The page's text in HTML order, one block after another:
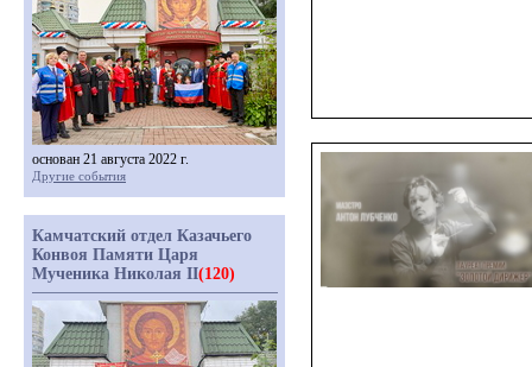
основан 21 августа 2022 г.
Другие события
Камчатский отдел Казачьего
Конвоя Памяти Царя
Мученика Николая II(120)